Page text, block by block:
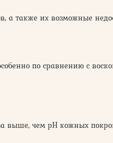
а также их возможные
по сравнению с
выше, чем pH кожных